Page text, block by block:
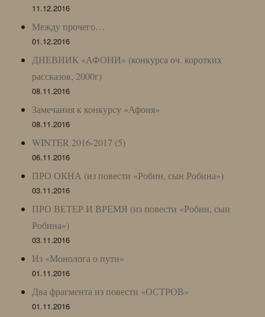
11.12.2016
Между прочего…
01.12.2016
ДНЕВНИК «АФОНИ» (конкурса оч. коротких
рассказов, 2000г)
08.11.2016
Замечания к конкурсу «Афоня»
08.11.2016
WINTER 2016-2017 (5)
06.11.2016
ПРО ОКНА (из повести «Робин, сын Робина»)
03.11.2016
ПРО ВЕТЕР И ВРЕМЯ (из повести «Робин, сын
Робина»)
03.11.2016
Из «Монолога о пути»
01.11.2016
Два фрагмента из повести «ОСТРОВ»
01.11.2016